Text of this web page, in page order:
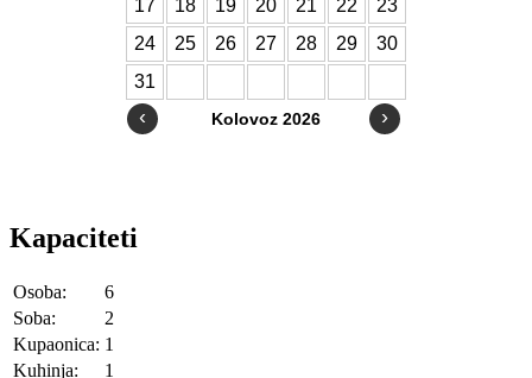
Kapaciteti
Osoba:
6
Soba:
2
Kupaonica: 1
Kuhinja:
1